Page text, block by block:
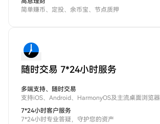
简单赚币、定投、余币宝、节点质押
随时交易 7*24小时服务
多端支持、随时交易
支持iOS、Android、HarmonyOS及主流桌面浏览器
7*24小时客户服务
7*24小时专业答疑，守护您的资产